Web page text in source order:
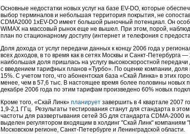
Основные недостатки новых услуг на базе EV-DO, которые
выбор терминалов и небольшая территория покрытия, не
CDMA2000 1xEV-DO имеет большой рыночный потенциал. Он
WiMAX на массовый рынок еще не вышел. При этом, порой,
план по стационарному доступу (интернет и телефония с
Доля дохода от услуг передачи данных к концу 2006 года у
всех доходов, в то время как в сетях Москвы и Санкт-Петербурга
наибольшая доля пришлась на услугу высокоскоростной
с введением тарифных планов «Турбо». По оценке компании, доля
15%. С учетом того, что абонентская база «Скай Линка» в этих
менее, чем в 57,6 тыс. В настоящее время более половины новых
декабре 2006 года по этим тарифам произведено 60% новых
Кроме того, «Скай Линк» планирует завершить в 4 квартале 2007
1,9-2,1 ГГц. Результаты тестирования станут для стандарта в
частоты для развертывания сетей 3G для стандарта CDMA-
выделен регулятором входящим в холдинг "Скай Линк" компаниям
Московском регионе, Санкт-Петербурге и Ленинградской области.